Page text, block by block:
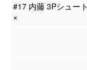
#17 内藤 3Pシュート
×